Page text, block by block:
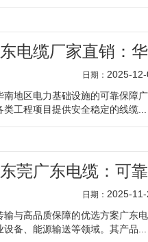
电缆厂家直销：
日期： 2025-
南地区电力基础设施的可靠保障
工程项目提供安全稳定的线缆...
东莞广东电缆：可
日期： 2025-
输与高品质保障的优选方案广东
备、能源输送等领域。其产品...